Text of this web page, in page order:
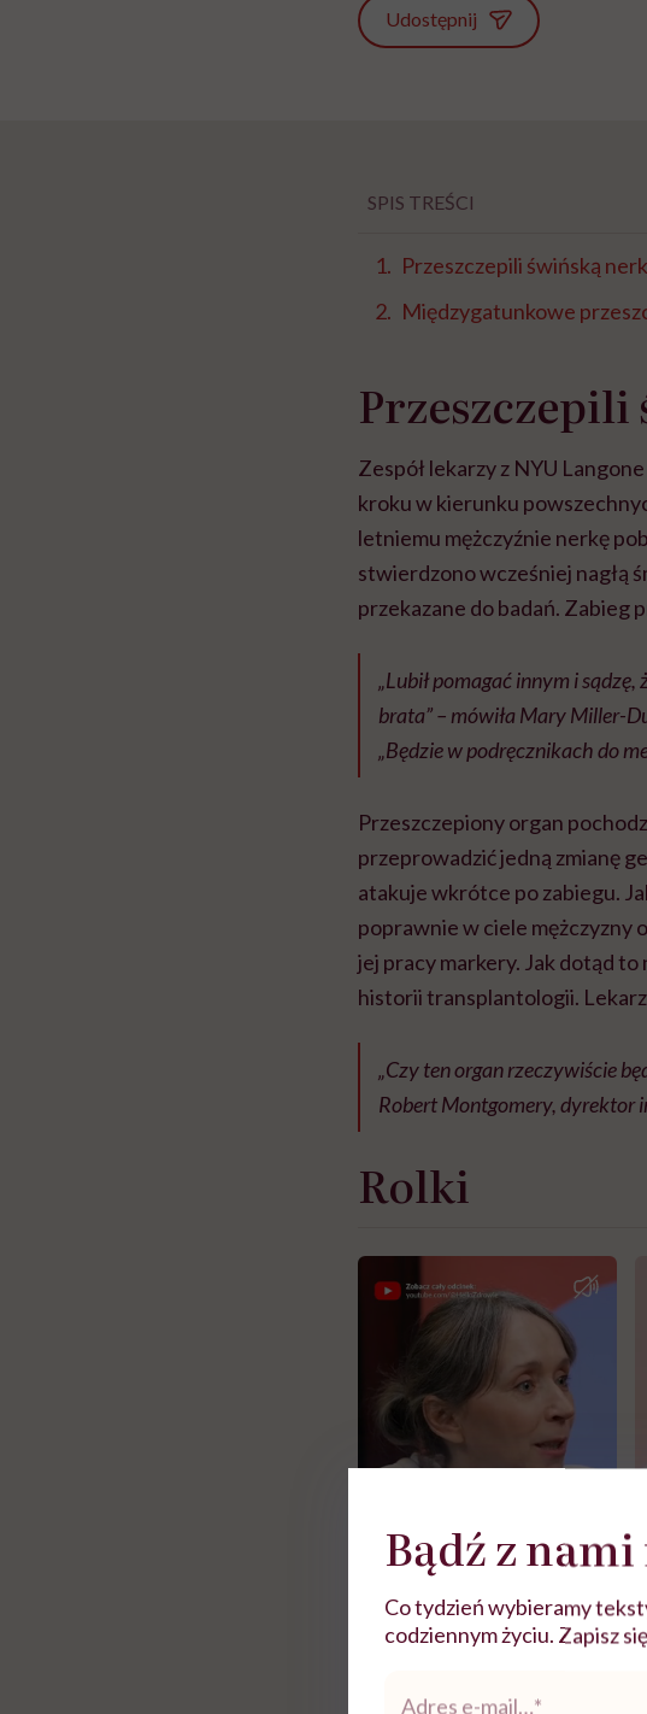
Udostępnij
SPIS TREŚCI
Przeszczepili świńską
Międzygatunkowe
Zespół lekarzy z NYU
kroku w kierunku
letniemu mężczyźnie nerkę
stwierdzono wcześniej nagłą
przekazane do badań. Zabieg
„Lubił pomagać innym i
brata” – mówiła Mary Miller-
„Będzie w podręcznikach do
Przeszczepiony organ
przeprowadzić jedną zmianę
atakuje wkrótce po zabiegu.
poprawnie w ciele mężczyzny
jej pracy markery. Jak dotąd
historii transplantologii.
„Czy ten organ rzeczywiście
Robert Montgomery, dyrektor
Rolki
Zobacz więcej
Bądź z
Co tydzień wybieramy
codziennym życiu. Zapisz